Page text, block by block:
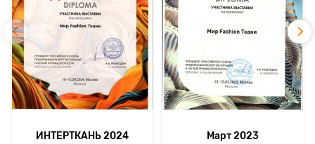
ИНТЕРТКАНЬ 2024 Март 2023